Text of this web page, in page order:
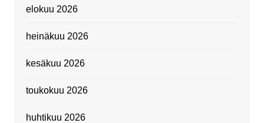
elokuu 2026
heinäkuu 2026
kesäkuu 2026
toukokuu 2026
huhtikuu 2026